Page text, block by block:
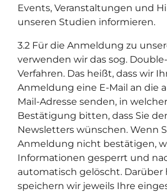
Events, Veranstaltungen und
unseren Studien informieren.
3.2 Für die Anmeldung zu
verwenden wir das sog.
Verfahren. Das heißt, dass wir
Anmeldung eine E-Mail an die
Mail-Adresse senden, in
Bestätigung bitten, dass Sie
Newsletters wünschen. Wenn
Anmeldung nicht bestätigen,
Informationen gesperrt und
automatisch gelöscht. Darüber
speichern wir jeweils Ihre